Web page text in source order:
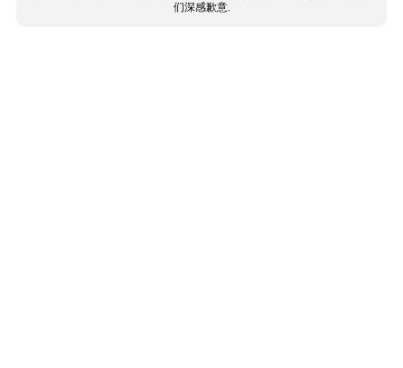
们深感歉意.